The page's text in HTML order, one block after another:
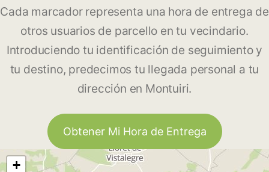
Cada marcador representa una hora de entrega de
otros usuarios de parcello en tu vecindario.
Introduciendo tu identificación de seguimiento y
tu destino, predecimos tu llegada personal a tu
dirección en Montuiri.
Obtener Mi Hora de Entrega
+